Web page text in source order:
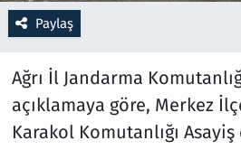
Paylaş
Ağrı İl Jandarma
açıklamaya göre, Merkez
Karakol Komutanlığı
Savunma Sanayi
Seçim 2023
Spor